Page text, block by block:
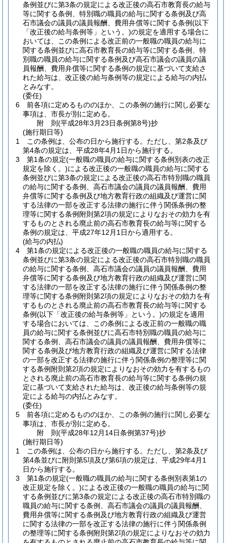
条例並びに第3条の規定による改正後の高石市教育長の給与
等に関する条例、特別職の職員の給与に関する条例及び高
石市議会の議員の議員報酬、費用弁償等に関する条例(以下
「改正後の給与条例等」という。)の規定を適用する場合に
おいては、この条例による改正前の一般職の職員の給与に
関する条例並びに高石市教育長の給与等に関する条例、特
別職の職員の給与に関する条例及び高石市議会の議員の議
員報酬、費用弁償等に関する条例の規定に基づいて支給さ
れた給与は、改正後の給与条例等の規定による給与の内払
とみなす。
(委任)
6
前各項に定めるもののほか、この条例の施行に関し必要な
事項は、市長が別に定める。
附 則(平成28年3月23日条例第8号)抄
(施行期日等)
1
この条例は、公布の日から施行する。 ただし、第2条及び
第4条の規定は、平成28年4月1日から施行する。
3
第1条の規定(一般職の職員の給与に関する条例別表の改正
規定を除く。)による改正後の一般職の職員の給与に関する
条例並びに第3条の規定による改正後の高石市特別職の職員
の給与に関する条例、高石市議会の議員の議員報酬、費用
弁償等に関する条例及び地方教育行政の組織及び運営に関
する法律の一部を改正する法律の施行に伴う関係条例の整
理等に関する条例附則第2項の規定によりなおその効力を有
するものとされる廃止前の高石市教育長の給与等に関する
条例の規定は、平成27年12月1日から適用する。
(給与の内払)
4
第1条の規定による改正後の一般職の職員の給与に関する
条例並びに第3条の規定による改正後の高石市特別職の職員
の給与に関する条例、高石市議会の議員の議員報酬、費用
弁償等に関する条例及び地方教育行政の組織及び運営に関
する法律の一部を改正する法律の施行に伴う関係条例の整
理等に関する条例附則第2項の規定によりなおその効力を有
するものとされる廃止前の高石市教育長の給与等に関する
条例(以下「改正後の給与条例等」という。)の規定を適用
する場合においては、この条例による改正前の一般職の職
員の給与に関する条例並びに高石市特別職の職員の給与に
関する条例、高石市議会の議員の議員報酬、費用弁償等に
関する条例及び地方教育行政の組織及び運営に関する法律
の一部を改正する法律の施行に伴う関係条例の整理等に関
する条例附則第2項の規定によりなおその効力を有するもの
とされる廃止前の高石市教育長の給与等に関する条例の規
定に基づいて支給された給与は、改正後の給与条例等の規
定による給与の内払とみなす。
(委任)
5
前各項に定めるもののほか、この条例の施行に関し必要な
事項は、市長が別に定める。
附 則(平成28年12月14日条例第37号)抄
(施行期日等)
1
この条例は、公布の日から施行する。 ただし、第2条及び
第4条並びに附則第5項及び第6項の規定は、平成29年4月1
日から施行する。
3
第1条の規定(一般職の職員の給与に関する条例別表第1の
改正規定を除く。)による改正後の一般職の職員の給与に関
する条例並びに第3条の規定による改正後の高石市特別職の
職員の給与に関する条例、高石市議会の議員の議員報酬、
費用弁償等に関する条例及び地方教育行政の組織及び運営
に関する法律の一部を改正する法律の施行に伴う関係条例
の整理等に関する条例附則第2項の規定によりなおその効力